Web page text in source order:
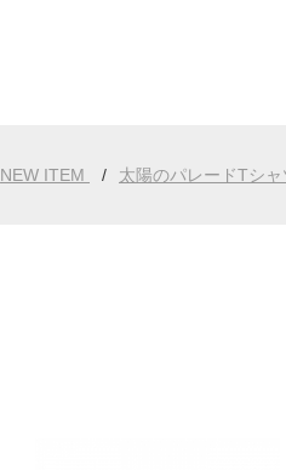
NEW ITEM 太陽のパレードTシャ